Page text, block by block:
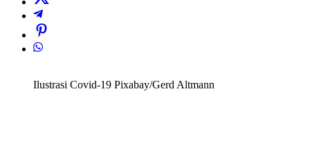
Ilustrasi Covid-19 Pixabay/Gerd Altmann